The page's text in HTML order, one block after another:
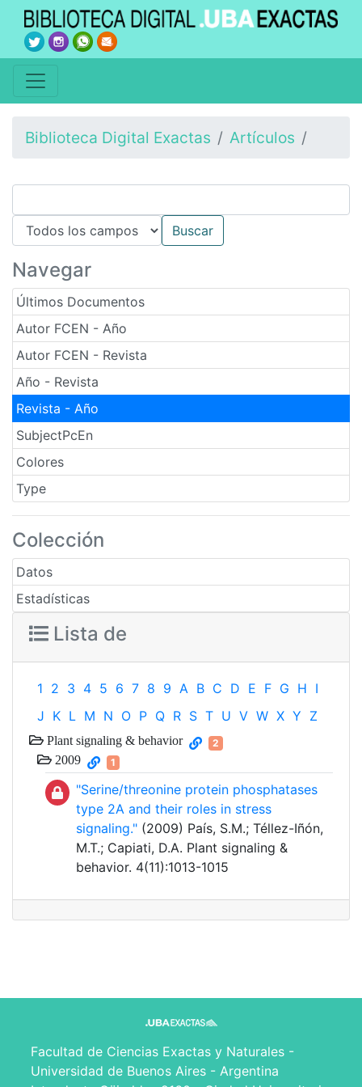
Biblioteca Digital Exactas Artículos
Navegar
Últimos Documentos
Autor FCEN - Año
Autor FCEN - Revista
Año - Revista
Revista - Año
SubjectPcEn
Colores
Type
Colección
Datos
Estadísticas
Lista de
1 2 3 4 5 6 7 8 9 A B C D E F G H I
J K L M N O P Q R S T U V W X Y Z
Plant signaling & behavior 2
2009 1
"Serine/threonine protein phosphatases
type 2A and their roles in stress
signaling." (2009) País, S.M.; Téllez-Iñón,
M.T.; Capiati, D.A. Plant signaling &
behavior. 4(11):1013-1015
Facultad de Ciencias Exactas y Naturales -
Universidad de Buenos Aires - Argentina